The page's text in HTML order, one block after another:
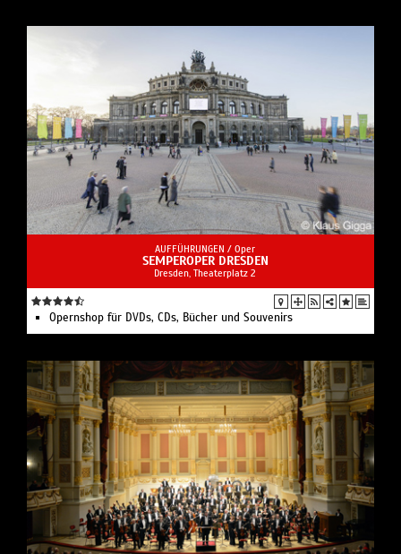
AUFFÜHRUNGEN / Oper
SEMPEROPER DRESDEN
Dresden, Theaterplatz 2
Opernshop für DVDs, CDs, Bücher und Souvenirs